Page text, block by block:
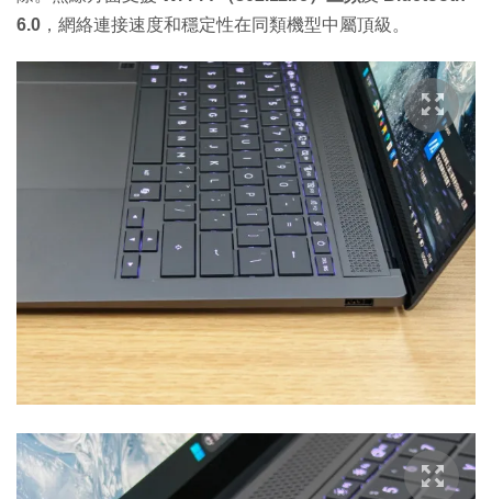
6.0 ，網絡連接速度和穩定性在同類機型中屬頂級。